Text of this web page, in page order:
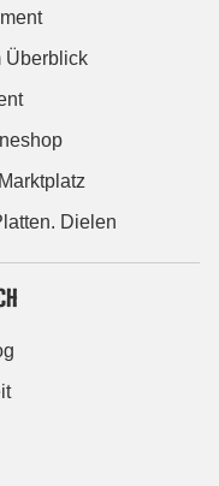
Überblick
Dielen